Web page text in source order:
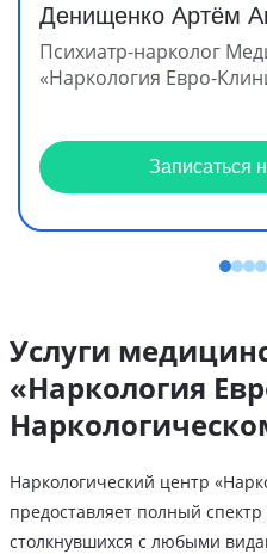
Денищенко Артём
Психиатр-нарколог
«Наркология Евро-
Записаться
Услуги
«Наркология
Наркологический центр
предоставляет полный
столкнувшихся с любыми